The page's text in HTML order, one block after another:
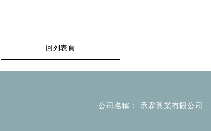
回列表頁
公司名稱 承霖興業有限公司